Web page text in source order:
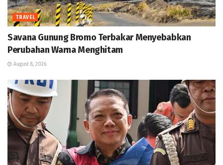
TRAVEL
Savana Gunung Bromo Terbakar Menyebabkan
Perubahan Warna Menghitam
August 8, 2026